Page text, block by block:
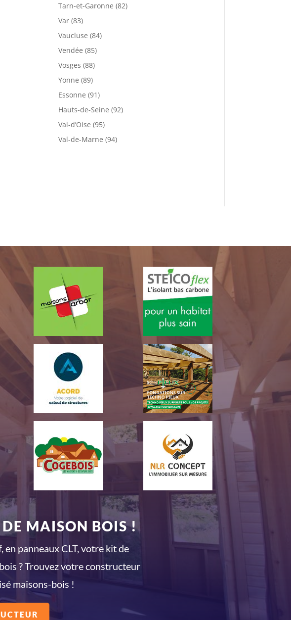
Tarn-et-Garonne (82)
Var (83)
Vaucluse (84)
Vendée (85)
Vosges (88)
Yonne (89)
Essonne (91)
Hauts-de-Seine (92)
Val-d’Oise (95)
Val-de-Marne (94)
DE MAISON BOIS !
en panneaux CLT, votre kit de
? Trouvez votre constructeur
maisons-bois !